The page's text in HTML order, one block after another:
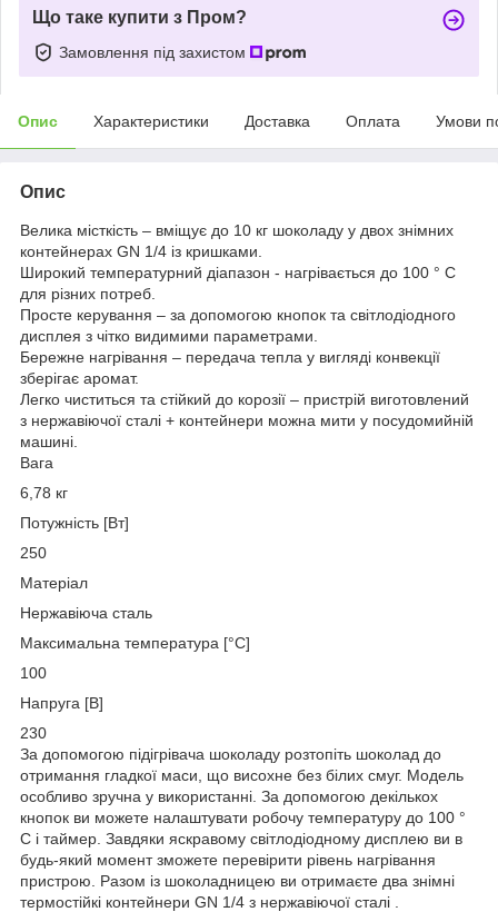
Що таке купити з Пром?
Замовлення під захистом
Опис Характеристики Доставка Оплата Умови
Опис
Велика місткість – вміщує до 10 кг шоколаду у двох знімних
контейнерах GN 1/4 із кришками.
Широкий температурний діапазон - нагрівається до 100 ° C
для різних потреб.
Просте керування – за допомогою кнопок та світлодіодного
дисплея з чітко видимими параметрами.
Бережне нагрівання – передача тепла у вигляді конвекції
зберігає аромат.
Легко чиститься та стійкий до корозії – пристрій виготовлений
з нержавіючої сталі + контейнери можна мити у посудомийній
машині.
Вага
6,78 кг
Потужність [Вт]
250​​
Матеріал
Нержавіюча сталь
Максимальна температура [°C]
100​​
Напруга [В]
230
За допомогою підігрівача шоколаду розтопіть шоколад до
отримання гладкої маси, що висохне без білих смуг. Модель
особливо зручна у використанні. За допомогою декількох
кнопок ви можете налаштувати робочу температуру до 100 °
C і таймер. Завдяки яскравому світлодіодному дисплею ви в
будь-який момент зможете перевірити рівень нагрівання
пристрою. Разом із шоколадницею ви отримаєте два знімні
термостійкі контейнери GN 1/4 з нержавіючої сталі .